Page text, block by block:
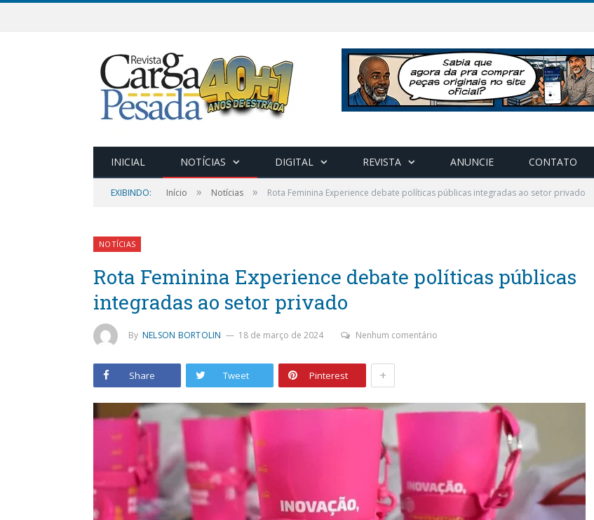
INICIAL NOTÍCIAS DIGITAL REVISTA ANUNCIE CONTATO
EXIBINDO: Início » Notícias » Rota Feminina Experience debate políticas públicas integradas ao setor privado
NOTÍCIAS
Rota Feminina Experience debate políticas públicas
integradas ao setor privado
By NELSON BORTOLIN 18 de março de 2024 Nenhum comentário
Share Tweet Pinterest +